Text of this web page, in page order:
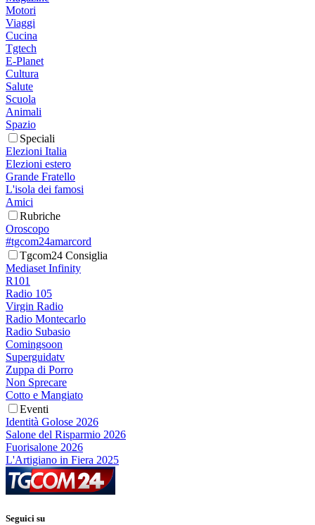
Motori
Viaggi
Cucina
Tgtech
E-Planet
Cultura
Salute
Scuola
Animali
Spazio
Speciali
Elezioni Italia
Elezioni estero
Grande Fratello
L'isola dei famosi
Amici
Rubriche
Oroscopo
#tgcom24amarcord
Tgcom24 Consiglia
Mediaset Infinity
R101
Radio 105
Virgin Radio
Radio Montecarlo
Radio Subasio
Comingsoon
Superguidatv
Zuppa di Porro
Non Sprecare
Cotto e Mangiato
Eventi
Identità Golose 2026
Salone del Risparmio 2026
Fuorisalone 2026
L'Artigiano in Fiera 2025
Seguici su